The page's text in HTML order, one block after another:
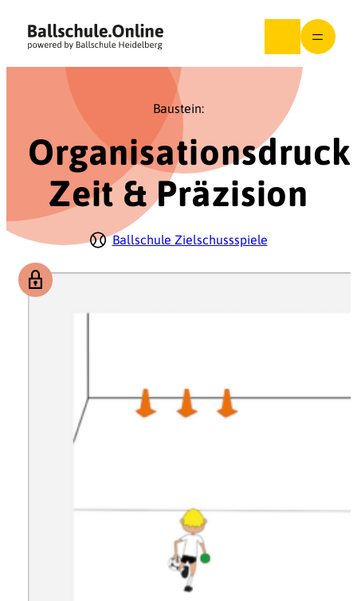
Inhalt
springen
Baustein:
Organisationsdruck
Zeit & Präzision
Ballschule Zielschussspiele